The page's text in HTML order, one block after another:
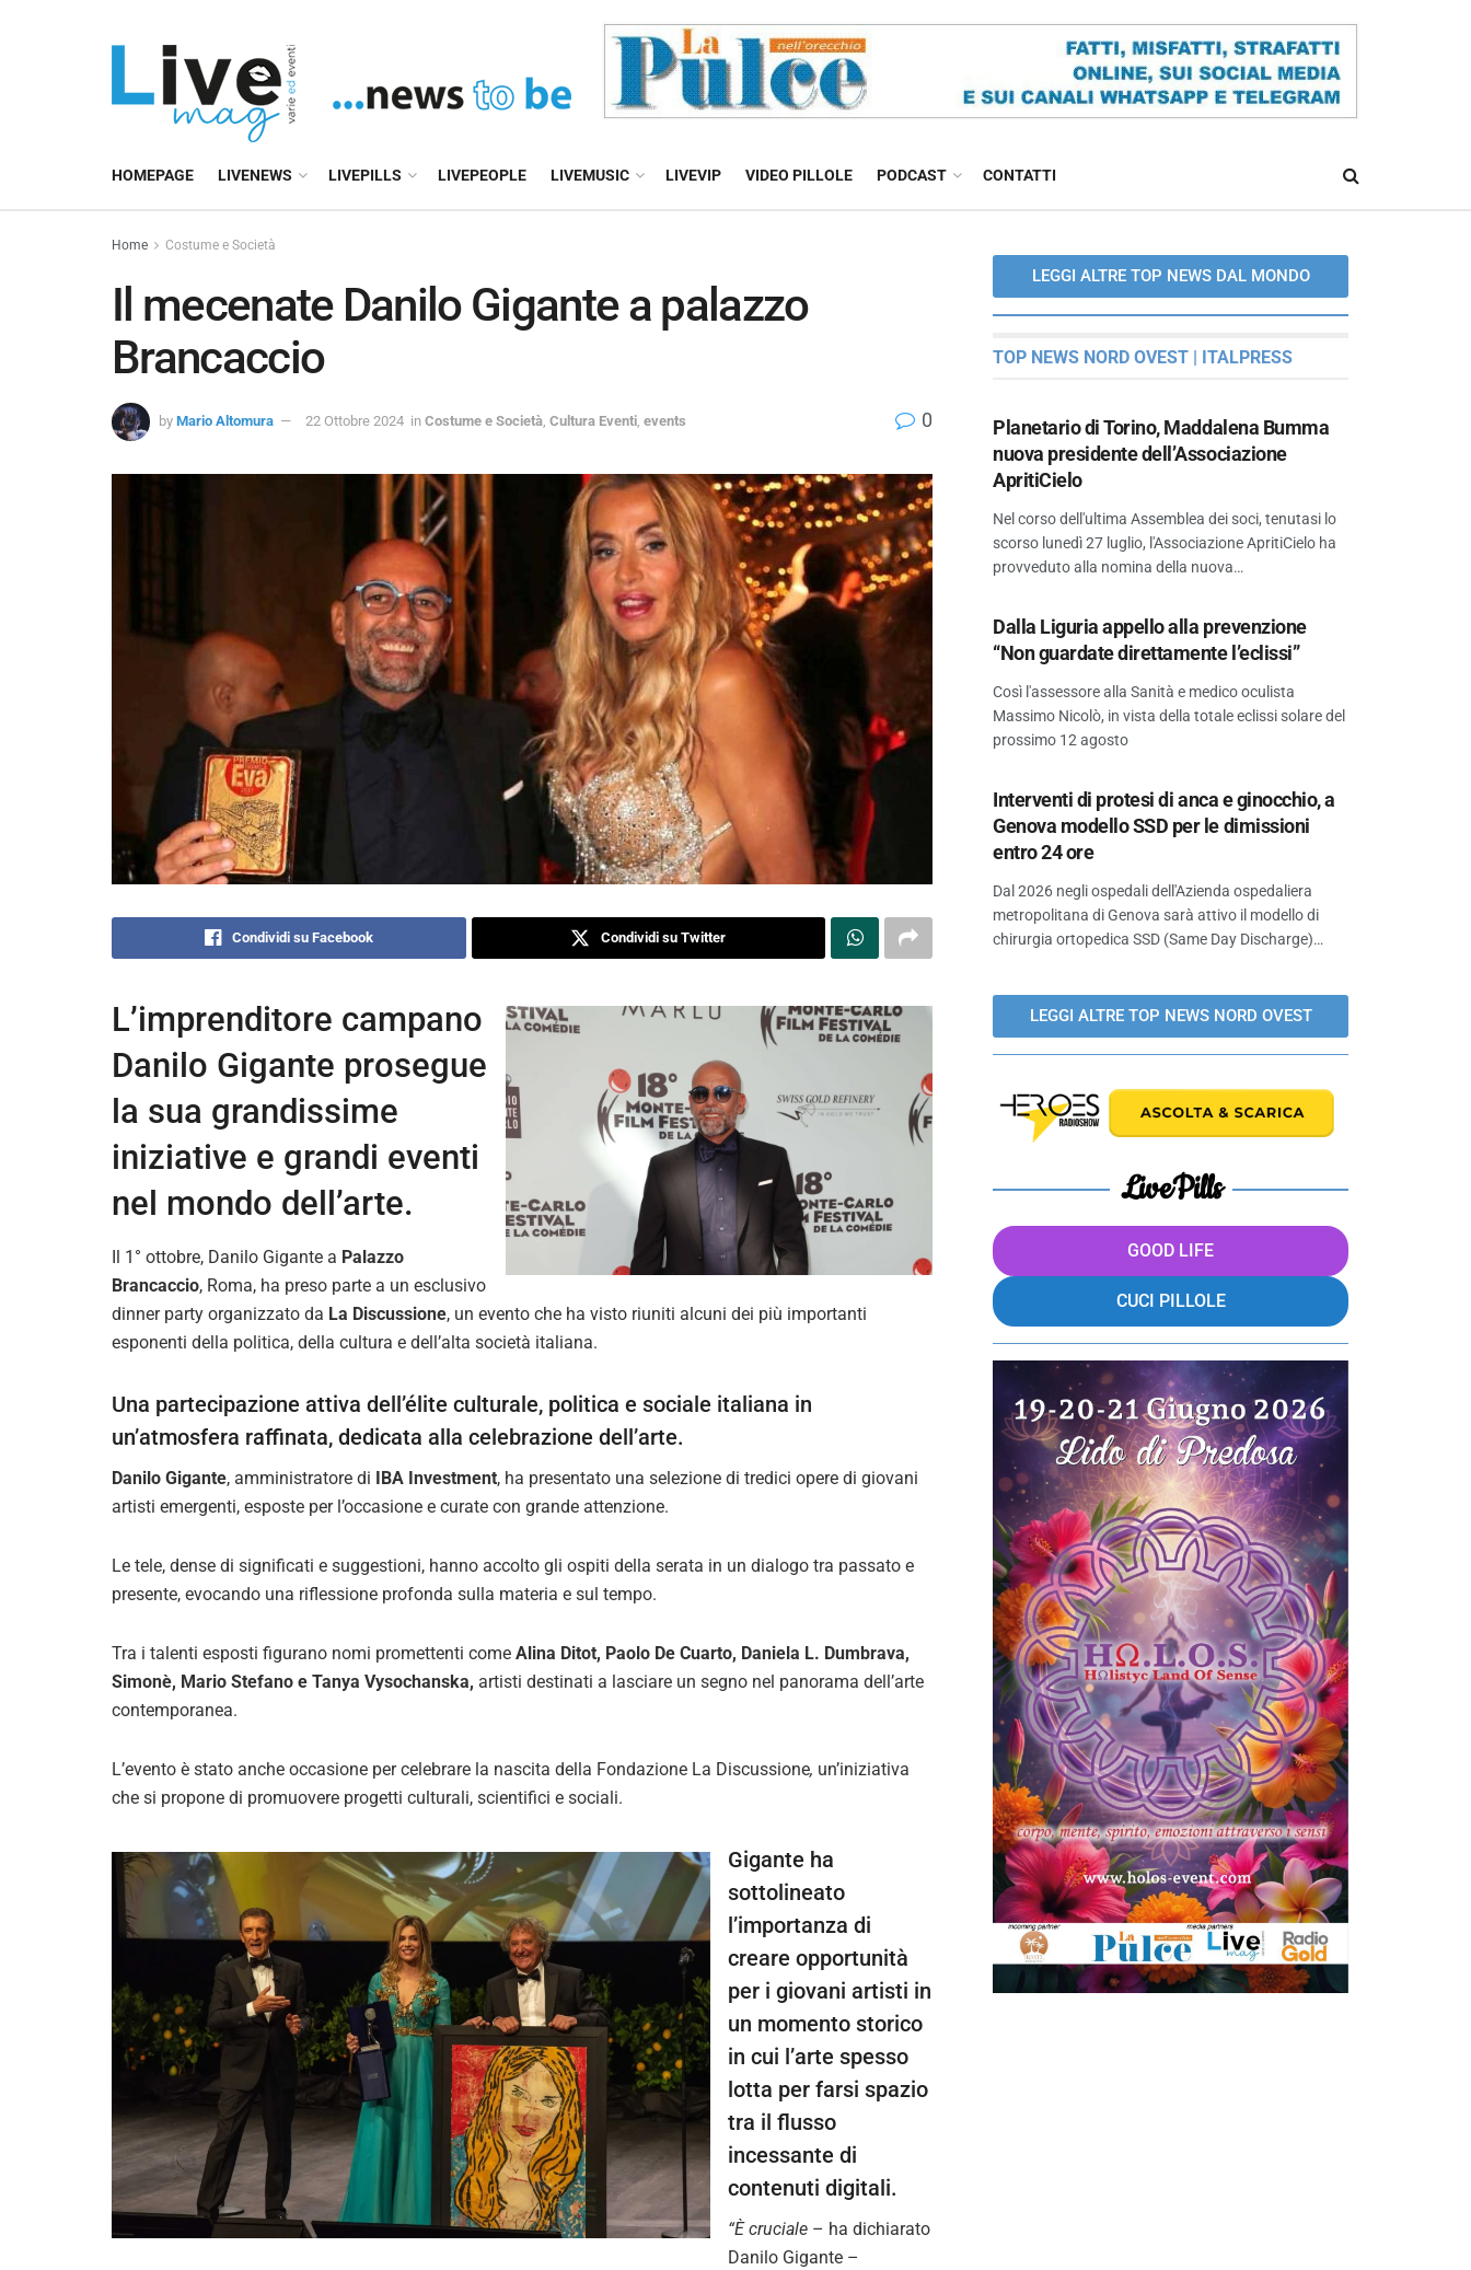
HOMEPAGE LIVENEWS LIVEPILLS LIVEPEOPLE LIVEMUSIC LIVEVIP VIDEO PILLOLE PODCAST CONTATTI
Home Costume e Società
Il mecenate Danilo Gigante a palazzo
Brancaccio
by Mario Altomura 22 Ottobre 2024 in Costume e Società Cultura Eventi events 0
Condividi su Facebook Condividi su Twitter
L’imprenditore campano
Danilo Gigante prosegue
la sua grandissime
iniziative e grandi eventi
nel mondo dell’arte.
Il 1° ottobre, Danilo Gigante a Palazzo
Brancaccio, Roma, ha preso parte a un esclusivo
dinner party organizzato da La Discussione, un evento che ha visto riuniti alcuni dei più importanti
esponenti della politica, della cultura e dell’alta società italiana.
Una partecipazione attiva dell’élite culturale, politica e sociale italiana in
un’atmosfera raffinata, dedicata alla celebrazione dell’arte.
Danilo Gigante, amministratore di IBA Investment, ha presentato una selezione di tredici opere di giovani
artisti emergenti, esposte per l’occasione e curate con grande attenzione.
Le tele, dense di significati e suggestioni, hanno accolto gli ospiti della serata in un dialogo tra passato e
presente, evocando una riflessione profonda sulla materia e sul tempo.
Tra i talenti esposti figurano nomi promettenti come Alina Ditot, Paolo De Cuarto, Daniela L. Dumbrava,
Simonè, Mario Stefano e Tanya Vysochanska, artisti destinati a lasciare un segno nel panorama dell’arte
contemporanea.
L’evento è stato anche occasione per celebrare la nascita della Fondazione La Discussione, un’iniziativa
che si propone di promuovere progetti culturali, scientifici e sociali.
Gigante ha
sottolineato
l’importanza di
creare opportunità
per i giovani artisti in
un momento storico
in cui l’arte spesso
lotta per farsi spazio
tra il flusso
incessante di
contenuti digitali.
“È cruciale – ha dichiarato
Danilo Gigante –
LEGGI ALTRE TOP NEWS DAL MONDO
TOP NEWS NORD OVEST | ITALPRESS
Planetario di Torino, Maddalena Bumma
nuova presidente dell’Associazione
ApritiCielo
Nel corso dell'ultima Assemblea dei soci, tenutasi lo
scorso lunedì 27 luglio, l'Associazione ApritiCielo ha
provveduto alla nomina della nuova…
Dalla Liguria appello alla prevenzione
“Non guardate direttamente l’eclissi”
Così l'assessore alla Sanità e medico oculista
Massimo Nicolò, in vista della totale eclissi solare del
prossimo 12 agosto
Interventi di protesi di anca e ginocchio, a
Genova modello SSD per le dimissioni
entro 24 ore
Dal 2026 negli ospedali dell'Azienda ospedaliera
metropolitana di Genova sarà attivo il modello di
chirurgia ortopedica SSD (Same Day Discharge)…
LEGGI ALTRE TOP NEWS NORD OVEST
LivePills
GOOD LIFE
CUCI PILLOLE